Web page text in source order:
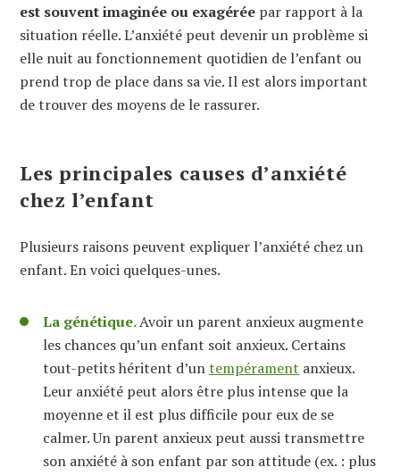
est souvent imaginée ou exagérée par rapport à la
situation réelle. L’anxiété peut devenir un problème si
elle nuit au fonctionnement quotidien de l’enfant ou
prend trop de place dans sa vie. Il est alors important
de trouver des moyens de le rassurer.
Les principales causes d’anxiété
chez l’enfant
Plusieurs raisons peuvent expliquer l’anxiété chez un
enfant. En voici quelques-unes.
La génétique.Avoir un parent anxieux augmente
les chances qu’un enfant soit anxieux. Certains
tout-petits héritent d’untempérament anxieux.
Leur anxiété peut alors être plus intense que la
moyenne et il est plus difficile pour eux de se
calmer. Un parent anxieux peut aussi transmettre
son anxiété à son enfant par son attitude (ex. : plus